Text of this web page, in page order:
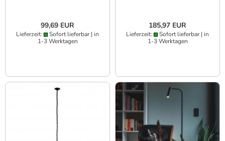
99,69 EUR
Lieferzeit:
Sofort lieferbar | in
1-3 Werktagen
185,97 EUR
Lieferzeit:
Sofort lieferbar | in
1-3 Werktagen